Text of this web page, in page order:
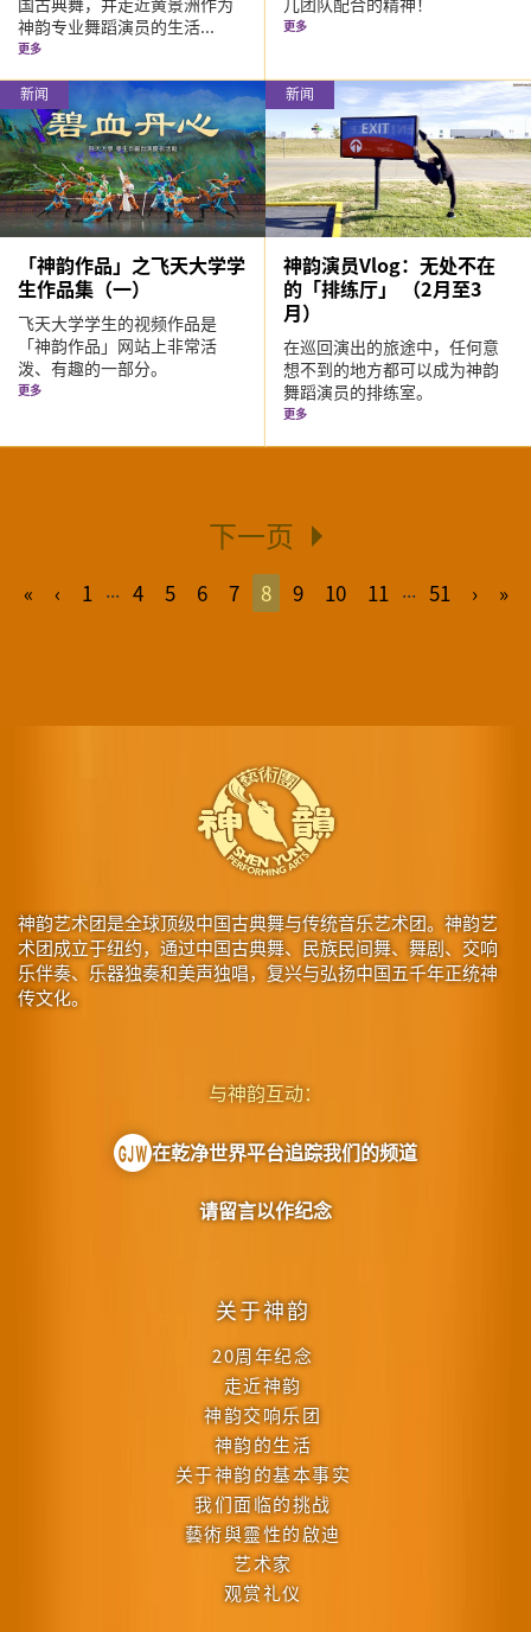
神韵专业舞蹈演员的生活...
更多
更多
新闻
「神韵作品」之飞天大学学
生作品集（一）
飞天大学学生的视频作品是
「神韵作品」网站上非常活
泼、有趣的一部分。
更多
新闻
神韵演员Vlog：无处不在
的「排练厅」 （2月至3
月）
在巡回演出的旅途中，任何意
想不到的地方都可以成为神韵
舞蹈演员的排练室。
更多
下一页
« ‹ 1 ... 4 5 6 7 8 9 10 11 ... 51 › »
神韵艺术团是全球顶级中国古典舞与传统音乐艺术团。神韵艺
术团成立于纽约，通过中国古典舞、民族民间舞、舞剧、交响
乐伴奏、乐器独奏和美声独唱，复兴与弘扬中国五千年正统神
传文化。
关于神韵
20周年纪念
走近神韵
神韵交响乐团
神韵的生活
关于神韵的基本事实
我们面临的挑战
藝術與靈性的啟迪
艺术家
观赏礼仪
与神韵互动：
在乾净世界平台追踪我们的频道
请留言以作纪念